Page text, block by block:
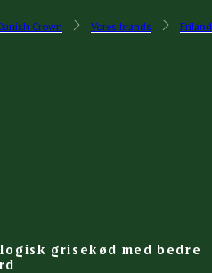
Crown Vores brands Friland
grisekød med bedre